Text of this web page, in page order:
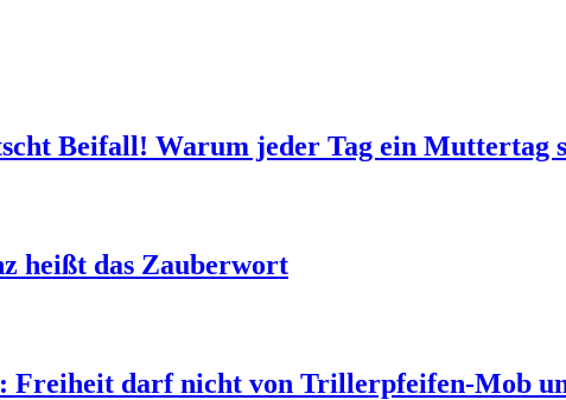
Beifall! Warum jeder Tag ein Muttertag
heißt das Zauberwort
darf nicht von Trillerpfeifen-Mob